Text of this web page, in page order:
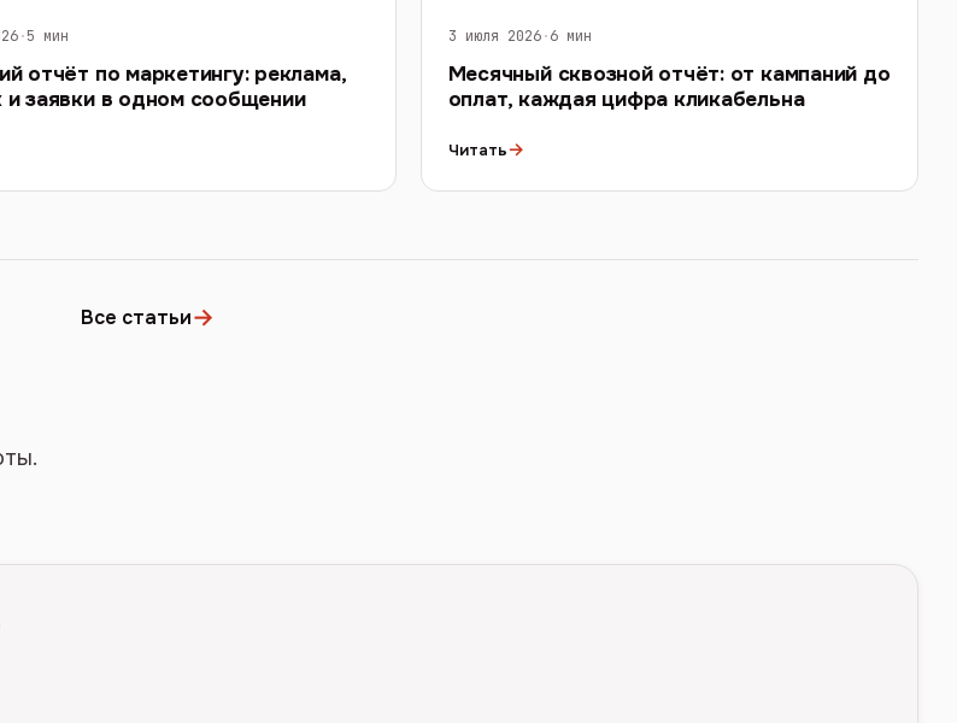
·5 мин
отчёт по маркетингу: реклама,
и заявки в одном сообщении
3 июля 2026·6 мин
Месячный сквозной отчёт: от кампаний до
оплат, каждая цифра кликабельна
Читать→
Все статьи→